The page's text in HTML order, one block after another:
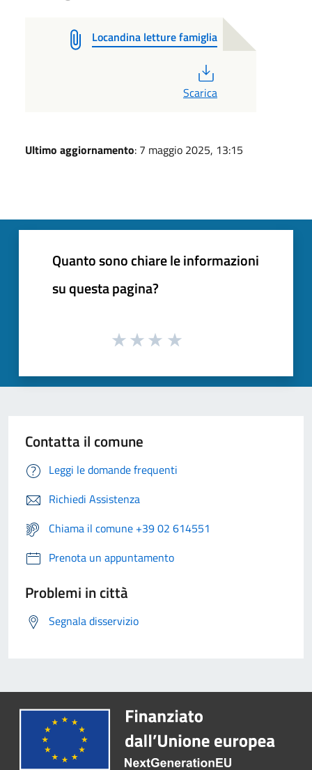
Locandina letture famiglia
Scarica
Ultimo aggiornamento: 7 maggio 2025, 13:15
Quanto sono chiare le informazioni
su questa pagina?
Contatta il comune
Leggi le domande frequenti
Richiedi Assistenza
Chiama il comune +39 02 614551
Prenota un appuntamento
Problemi in città
Segnala disservizio